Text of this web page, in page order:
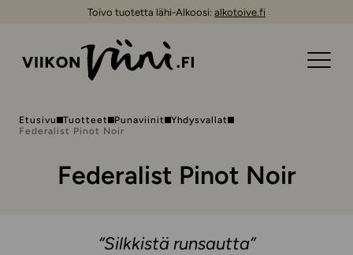
Toivo tuotetta lähi-Alkoosi: alkotoive.fi
Etusivu Tuotteet Punaviinit
Yhdysvallat
Federalist Pinot Noir
Federalist Pinot Noir
“Silkkistä runsautta”